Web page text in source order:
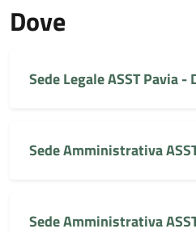
Dove
Sede Legale ASST Pavia -
Sede Amministrativa
Sede Amministrativa